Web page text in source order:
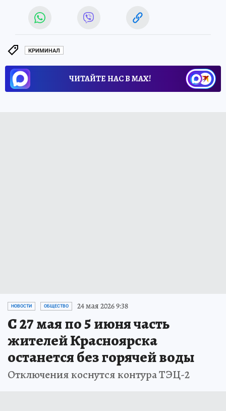
КРИМИНАЛ
ЧИТАЙТЕ НАС В МАХ!
НОВОСТИ ОБЩЕСТВО 24 мая 2026 9:38
С 27 мая по 5 июня часть
жителей Красноярска
останется без горячей воды
Отключения коснутся контура ТЭЦ-2